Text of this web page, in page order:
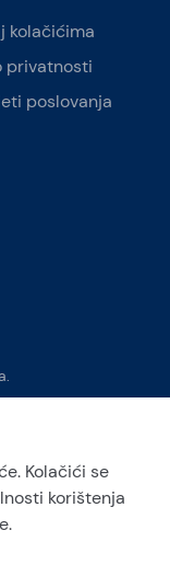
kolačićima
privatnosti
poslovanja
98 384 007
Global
zaštitni znak koji
Kolačići se
korištenja